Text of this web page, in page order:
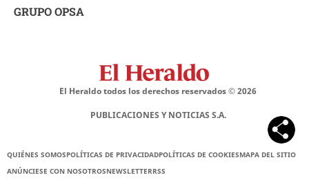
GRUPO OPSA
El Heraldo todos los derechos reservados ©2026
PUBLICACIONES Y NOTICIAS S.A.
QUIÉNES SOMOSPOLÍTICAS DE PRIVACIDADPOLÍTICAS DE COOKIESMAPA DEL SITIO
ANÚNCIESE CON NOSOTROSNEWSLETTERRSS